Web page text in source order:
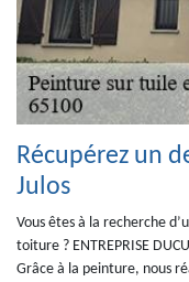
Récupérez un
Julos
Vous êtes à la recherche
toiture ? ENTREPRISE
Grâce à la peinture, nous